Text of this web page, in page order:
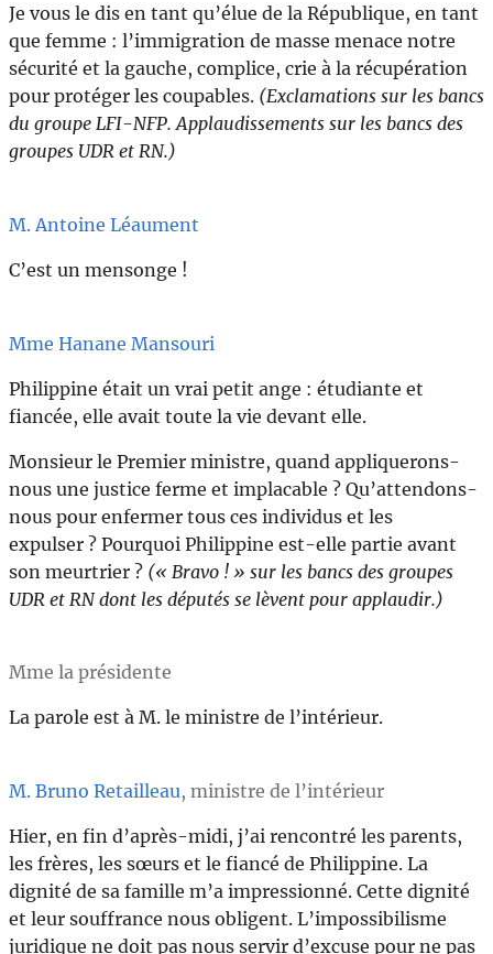
Je vous le dis en tant qu’élue de la République, en tant
que femme : l’immigration de masse menace notre
sécurité et la gauche, complice, crie à la récupération
pour protéger les coupables. (Exclamations sur les bancs
du groupe LFI-NFP. Applaudissements sur les bancs des
groupes UDR et RN.)
M. Antoine Léaument
C’est un mensonge !
Mme Hanane Mansouri
Philippine était un vrai petit ange : étudiante et
fiancée, elle avait toute la vie devant elle.
Monsieur le Premier ministre, quand appliquerons-
nous une justice ferme et implacable ? Qu’attendons-
nous pour enfermer tous ces individus et les
expulser ? Pourquoi Philippine est-elle partie avant
son meurtrier ? (« Bravo ! » sur les bancs des groupes
UDR et RN dont les députés se lèvent pour applaudir.)
Mme la présidente
La parole est à M. le ministre de l’intérieur.
M. Bruno Retailleau, ministre de l’intérieur
Hier, en fin d’après-midi, j’ai rencontré les parents,
les frères, les sœurs et le fiancé de Philippine. La
dignité de sa famille m’a impressionné. Cette dignité
et leur souffrance nous obligent. L’impossibilisme
juridique ne doit pas nous servir d’excuse pour ne pas